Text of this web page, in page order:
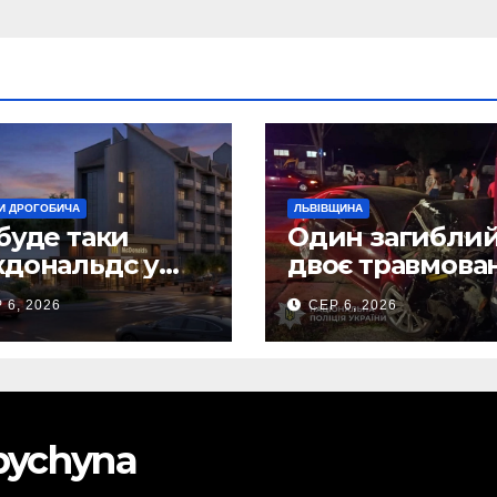
ДРОГОБИЧА
таки
у
(Фото)
6, 2026
ЛЬВІВЩИНА
Один
двоє
внаслідок ДТП
Самбірщині
СЕР 6, 2026